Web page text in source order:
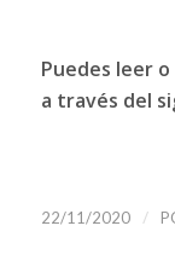
Puedes leer
a través del
22/11/2020 /